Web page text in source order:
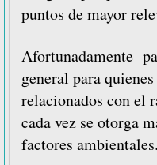
puntos de mayor
Afortunadamente
general para
relacionados con el
cada vez se otorga
factores ambientales.